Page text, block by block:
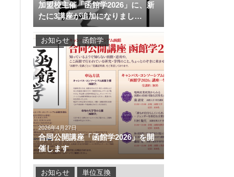
加盟校主催「函館学2026」に、新
たに3講座が追加になりまし…
2026年4月27日
合同公開講座「函館学2026」を開
催します
お知らせ 函館学
お知らせ 単位互換